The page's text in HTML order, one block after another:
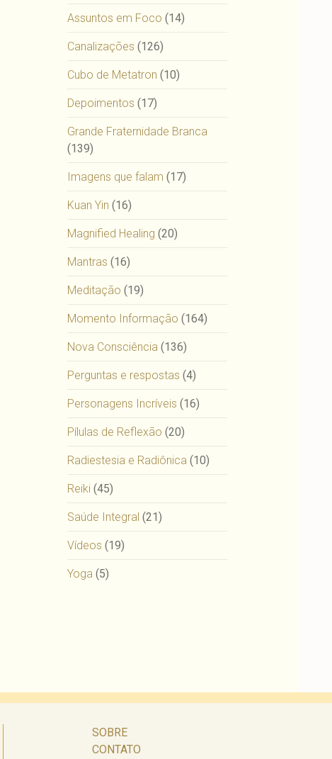
Assuntos em Foco (14)
Canalizações (126)
Cubo de Metatron (10)
Depoimentos (17)
Grande Fraternidade Branca
(139)
Imagens que falam (17)
Kuan Yin (16)
Magnified Healing (20)
Mantras (16)
Meditação (19)
Momento Informação (164)
Nova Consciência (136)
Perguntas e respostas (4)
Personagens Incríveis (16)
Pílulas de Reflexão (20)
Radiestesia e Radiônica (10)
Reiki (45)
Saúde Integral (21)
Vídeos (19)
Yoga (5)
SOBRE
CONTATO